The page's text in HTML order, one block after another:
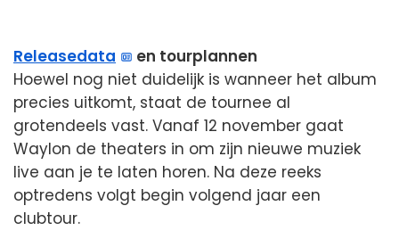
Releasedata
en tourplannen
Hoewel nog niet duidelijk is wanneer het album
precies uitkomt, staat de tournee al
grotendeels vast. Vanaf 12 november gaat
Waylon de theaters in om zijn nieuwe muziek
live aan je te laten horen. Na deze reeks
optredens volgt begin volgend jaar een
clubtour.